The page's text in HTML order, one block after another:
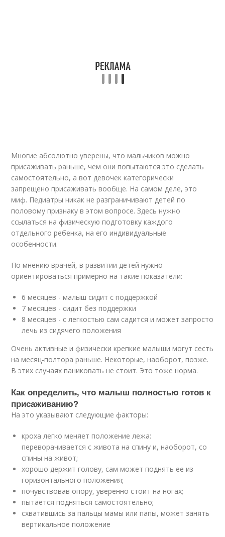
Многие абсолютно уверены, что мальчиков можно
присаживать раньше, чем они попытаются это сделать
самостоятельно, а вот девочек категорически
запрещено присаживать вообще. На самом деле, это
миф. Педиатры никак не разграничивают детей по
половому признаку в этом вопросе. Здесь нужно
ссылаться на физическую подготовку каждого
отдельного ребенка, на его индивидуальные
особенности.
По мнению врачей, в развитии детей нужно
ориентироваться примерно на такие показатели:
6 месяцев - малыш сидит с поддержкой
7 месяцев - сидит без поддержки
8 месяцев - с легкостью сам садится и может запросто
лечь из сидячего положения
Очень активные и физически крепкие малыши могут сесть
на месяц-полтора раньше. Некоторые, наоборот, позже.
В этих случаях паниковать не стоит. Это тоже норма.
Как определить, что малыш полностью готов к
присаживанию?
На это указывают следующие факторы:
кроха легко меняет положение лежа:
переворачивается с живота на спину и, наоборот, со
спины на живот;
хорошо держит голову, сам может поднять ее из
горизонтального положения;
почувствовав опору, уверенно стоит на ногах;
пытается подняться самостоятельно;
схватившись за пальцы мамы или папы, может занять
вертикальное положение